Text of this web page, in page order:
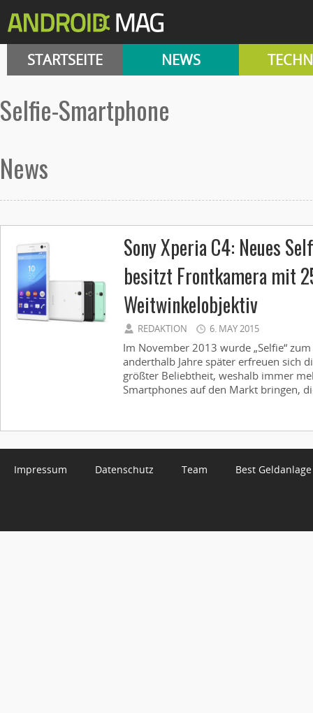
STARTSEITE NEWS
Selfie-Smartphone
News
Sony Xperia C4: Neues
besitzt Frontkamera mit
Weitwinkelobjektiv
REDAKTION 6. MAY 2015
Im November 2013 wurde „Selfie“
anderthalb Jahre später erfreuen sich
größter Beliebtheit, weshalb immer
Smartphones auf den Markt bringen,
Impressum Datenschutz Team Best Geldanlage